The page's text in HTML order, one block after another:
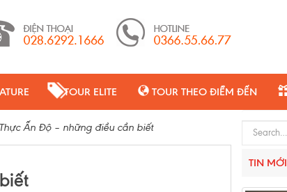
TOUR ELITE TOUR THEO ĐIỂM ĐẾN
Ấn Độ – những điều cần biết Search for:
TIN MỚI